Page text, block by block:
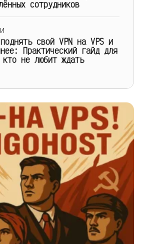
сотрудников
свой VPN на VPS и
Практический гайд для
не любит ждать